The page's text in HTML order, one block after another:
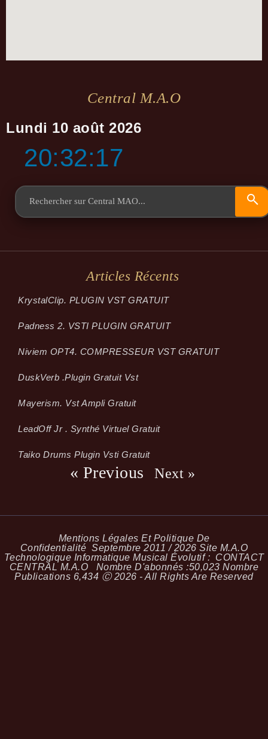
Central M.a.o
Lundi 10 août 2026
20:32:18
Articles Récents
KrystalClip. PLUGIN VST GRATUIT
Padness 2. VSTI PLUGIN GRATUIT
Niviem OPT4. COMPRESSEUR VST GRATUIT
Dusk­Verb .plugin Gratuit Vst
Mayerism. Vst Ampli Gratuit
LeadOff Jr . Synthé Virtuel Gratuit
Taiko Drums Plugin Vsti Gratuit
« Previous Next »
Mentions Légales Et Politique De
Confidentialité Septembre 2011 / 2026 Site M.A.O
Technologique Informatique Musical Évolutif : CONTACT
CENTRAL M.A.O Nombre D'abonnés :50,023 Nombre
Publications 6,434 Ⓒ 2026 - All Rights Are Reserved